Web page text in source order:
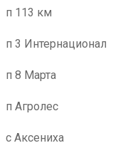
п 113 км
п 3 Интернационал
п 8 Марта
п Агролес
с Аксениха